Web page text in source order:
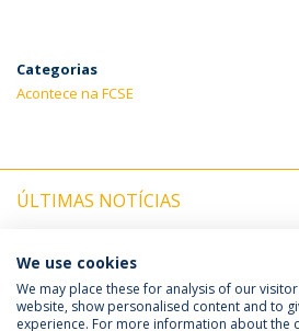
Categorias
Acontece na FCSE
ÚLTIMAS NOTÍCIAS
PRÓXIMOS EVENTOS
We use cookies
We may place these for analysis of our
website, show personalised content and to
experience. For more information about the